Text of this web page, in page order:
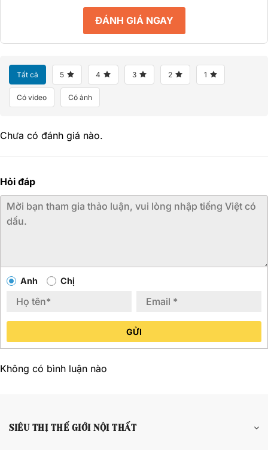
ĐÁNH GIÁ NGAY
Tất cả 5 4 3 2 1
Có video Có ảnh
Chưa có đánh giá nào.
Hỏi đáp
Anh Chị
GỬI
Không có bình luận nào
SIÊU THỊ THẾ GIỚI NỘI THẤT